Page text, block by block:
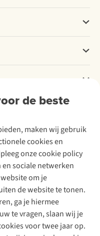
de beste
maken wij gebruik
cookies en
onze cookie policy
sociale netwerken
om je
de website te tonen.
ga je hiermee
te vragen, slaan wij je
voor twee jaar op.